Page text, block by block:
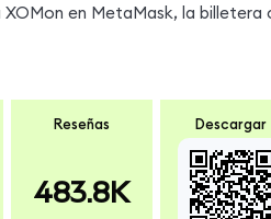
en MetaMask, la
Reseñas
483.8K
Descargar